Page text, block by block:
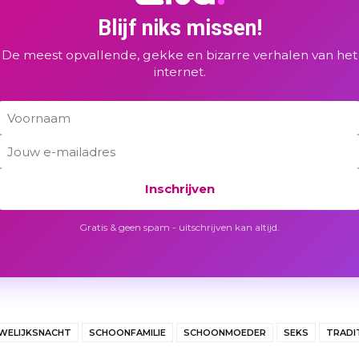
Blijf niks missen!
De meest opvallende, gekke en bizarre verhalen van het
internet.
Inschrijven
Gratis & geen spam - uitschrijven kan altijd.
SCHOONFAMILIE SCHOONMOEDER SEKS